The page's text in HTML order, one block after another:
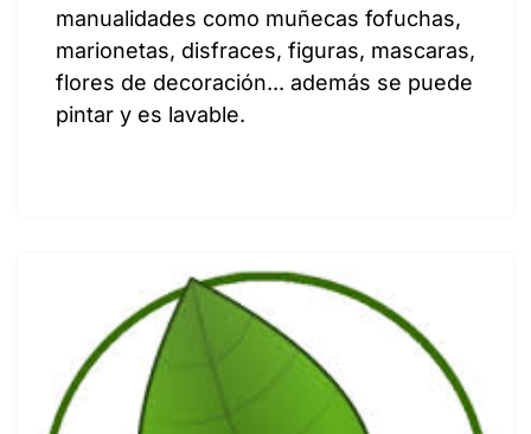
manualidades como muñecas fofuchas,
marionetas, disfraces, figuras, mascaras,
flores de decoración... además se puede
pintar y es lavable.